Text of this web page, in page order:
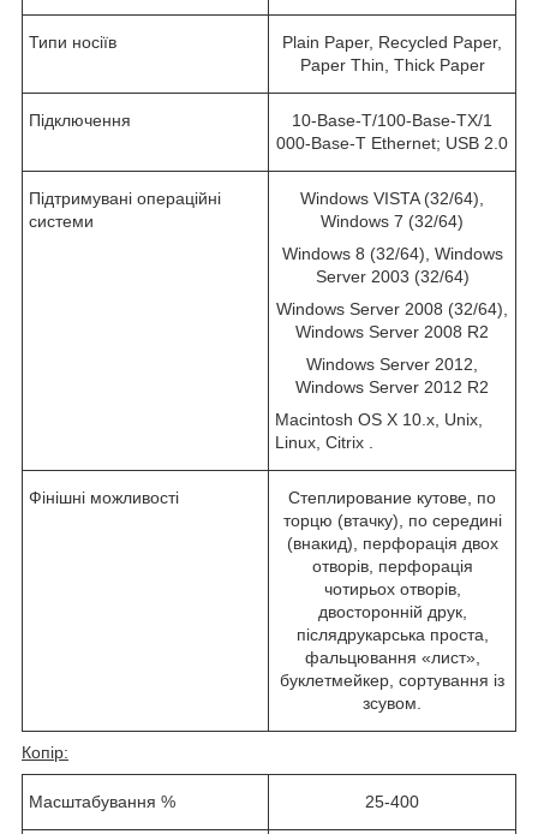
Типи носіїв
Plain Paper, Recycled Paper,
Paper Thin, Thick Paper
Підключення
10-Base-T/100-Base-TX/1
000-Base-T Ethernet; USB 2.0
Підтримувані операційні
системи
Windows VISTA (32/64),
Windows 7 (32/64)
Windows 8 (32/64), Windows
Server 2003 (32/64)
Windows Server 2008 (32/64),
Windows Server 2008 R2
Windows Server 2012,
Windows Server 2012 R2
Macintosh OS X 10.x, Unix,
Linux, Citrix .
Фінішні можливості
Степлирование кутове, по
торцю (втачку), по середині
(внакид), перфорація двох
отворів, перфорація
чотирьох отворів,
двосторонній друк,
післядрукарська проста,
фальцювання «лист»,
буклетмейкер, сортування із
зсувом.
Копір:
Масштабування % 25-400